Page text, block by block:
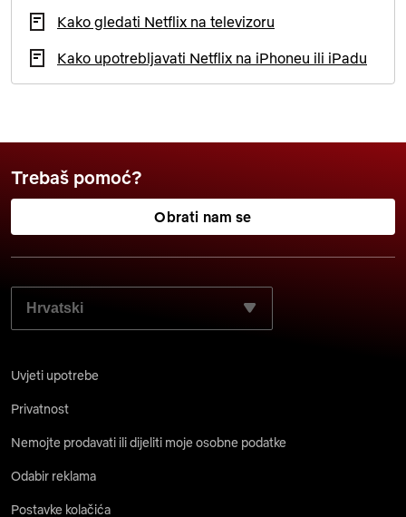
Kako gledati Netflix na televizoru
Kako upotrebljavati Netflix na iPhoneu ili iPadu
Trebaš pomoć?
Obrati nam se
ODABERI ŽELJENI JEZIK:
Uvjeti upotrebe
Privatnost
Nemojte prodavati ili dijeliti moje osobne podatke
Odabir reklama
Postavke kolačića